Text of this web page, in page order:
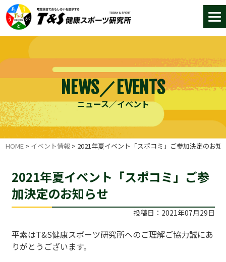
NEWS／EVENTS
ニュース／イベント
HOME > イベント情報 > 2021年夏イベント「スポコミ」ご参加決定のお知
2021年夏イベント「スポコミ」ご参
加決定のお知らせ
投稿日：2021年07月29日
平素はT&S健康スポーツ研究所へのご理解ご協力誠にあ
りがとうございます。